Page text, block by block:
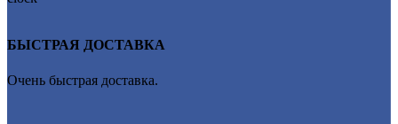
БЫСТРАЯ ДОСТАВКА
Очень быстрая доставка.